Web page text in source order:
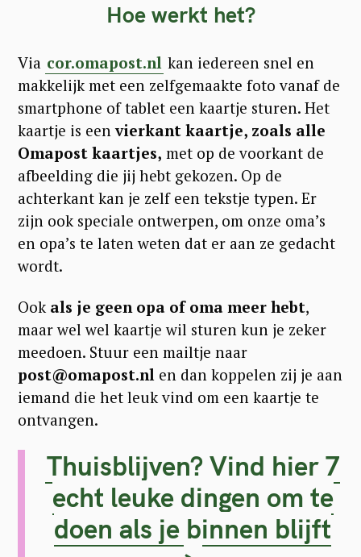
Hoe werkt het?
Via cor.omapost.nl kan iedereen snel en
makkelijk met een zelfgemaakte foto vanaf de
smartphone of tablet een kaartje sturen. Het
kaartje is eenvierkant kaartje, zoals alle
Omapost kaartjes, met op de voorkant de
afbeelding die jij hebt gekozen. Op de
achterkant kan je zelf een tekstje typen. Er
zijn ook speciale ontwerpen, om onze oma’s
en opa’s te laten weten dat er aan ze gedacht
wordt.
Ook als je geen opa of oma meer hebt,
maar wel wel kaartje wil sturen kun je zeker
meedoen. Stuur een mailtje naar
post@omapost.nl en dan koppelen zij je aan
iemand die het leuk vind om een kaartje te
ontvangen.
Thuisblijven? Vind hier 7
echt leuke dingen om te
doen als je binnen blijft